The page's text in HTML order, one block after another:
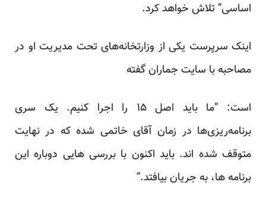
اساسی” تلاش خواهد کرد.
اینک سرپرست یکی از وزارتخانه‌های تحت مدیریت او در
مصاحبه با سایت جماران گفته
است: “ما باید اصل ۱۵ را اجرا کنیم. یک سری
برنامه‌ریزی‌ها در زمان آقای خاتمی شده که در نهایت
متوقف شده اند. باید اکنون با بررسی هایی دوباره این
برنامه ها، به جریان بیافتد.”